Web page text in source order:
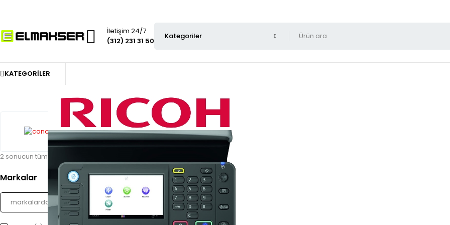
İletişim 24/7
(312) 231 31 50
KATEGORILER
Markalar
2 sonucun tümü gösteriliyor
STOK YOK
Canon C-EXV-36 Toner Muadil IR-6055
1.915,00₺ Kdv dahil